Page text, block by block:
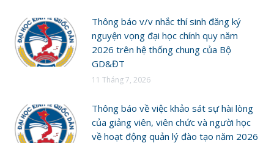
Thông báo v/v nhắc thí sinh đăng ký
nguyện vọng đại học chính quy năm
2026 trên hệ thống chung của Bộ
GD&ĐT
11 Tháng 7, 2026
Thông báo về việc khảo sát sự hài lòng
của giảng viên, viên chức và người học
về hoạt động quản lý đào tạo năm 2026